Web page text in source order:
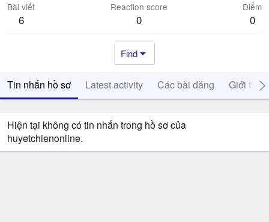
Bài viết
6
Reaction score
0
Điểm
0
Find
Tin nhắn hồ sơ Latest activity Các bài đăng Giới thiệu
Hiện tại không có tin nhắn trong hồ sơ của
huyetchienonline.